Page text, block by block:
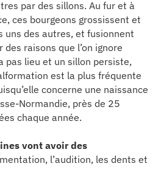
par des sillons. Au fur et à
ces bourgeons grossissent et
uns des autres, et fusionnent
raisons que l’on ignore
pas lieu et un sillon persiste,
est la plus fréquente
concerne une naissance
Normandie, près de 25
chaque année.
vont avoir des
l’audition, les dents et